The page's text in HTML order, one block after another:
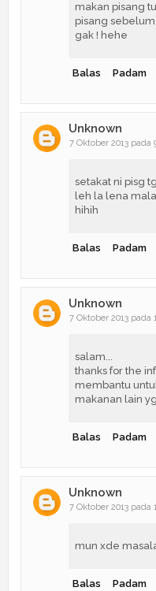
makan pisang
pisang
gak ! hehe
Balas Padam
Unknown
7 Oktober 2013 pada
setakat ni pisg
leh la lena
hihih
Balas Padam
Unknown
7 Oktober 2013 pada
salam...
thanks for the
membantu
makanan lain
Balas Padam
Unknown
7 Oktober 2013 pada
mun xde
Balas Padam